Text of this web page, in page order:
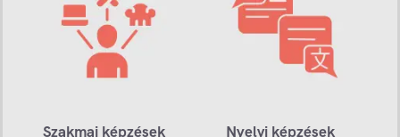
Szakmai képzések Nyelvi képzések